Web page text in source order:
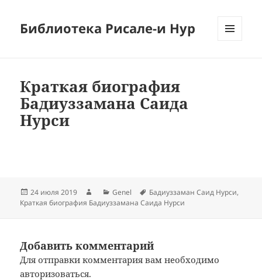
Библиотека Рисале-и Нур
Краткая биография
Бадиуззамана Саида
Нурси
Опубликовано
24 июля 2019 АвторРубрики
Genel Метки
Бадиуззаман Саид Нурси,
Краткая биография Бадиуззамана Саида Нурси
Добавить комментарий
Для отправки комментария вам необходимо
авторизоваться.